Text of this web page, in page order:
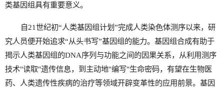
类基因组具有重要意义。
自21世纪初“人类基因组计划”完成人类染色体测序以来，研
究人员便开始追求“从头书写”基因组的能力。基因组合成有助于
揭示人类基因组的DNA序列与功能之间的因果关系，从利用测序
技术"读取"遗传信息，到主动地"编写"生命密码，有望在生物医
药、人类遗传性疾病的治疗等领域开辟变革性的应用前景。基因